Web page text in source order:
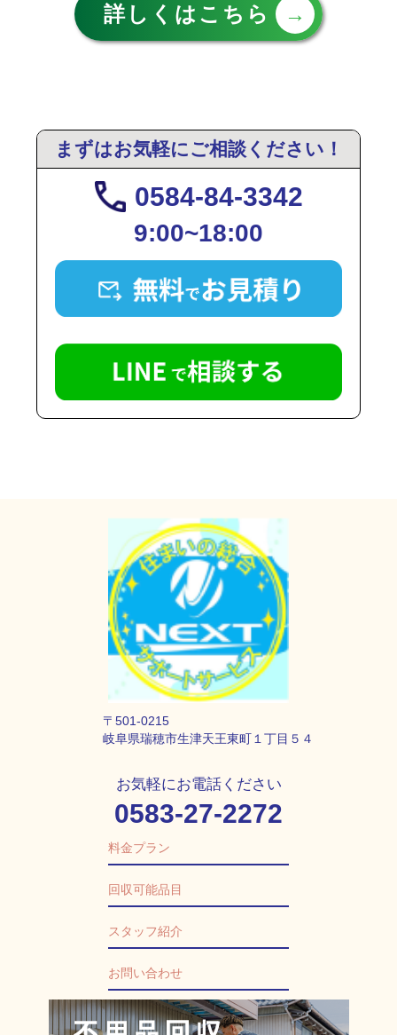
詳しくはこちら→
まずはお気軽にご相談ください！
0584-84-3342
9:00~18:00
〒501-0215
岐阜県瑞穂市生津天王東町１丁目５４
お気軽にお電話ください
0583-27-2272
料金プラン
回収可能品目
スタッフ紹介
お問い合わせ